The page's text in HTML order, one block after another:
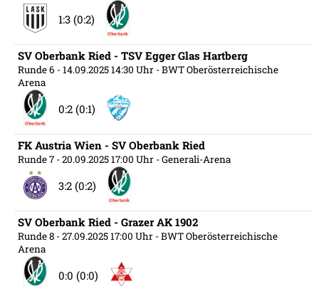
1:3 (0:2)
SV Oberbank Ried - TSV Egger Glas Hartberg
Runde 6 - 14.09.2025 14:30 Uhr - BWT Oberösterreichische
Arena
0:2 (0:1)
FK Austria Wien - SV Oberbank Ried
Runde 7 - 20.09.2025 17:00 Uhr - Generali-Arena
3:2 (0:2)
SV Oberbank Ried - Grazer AK 1902
Runde 8 - 27.09.2025 17:00 Uhr - BWT Oberösterreichische
Arena
0:0 (0:0)